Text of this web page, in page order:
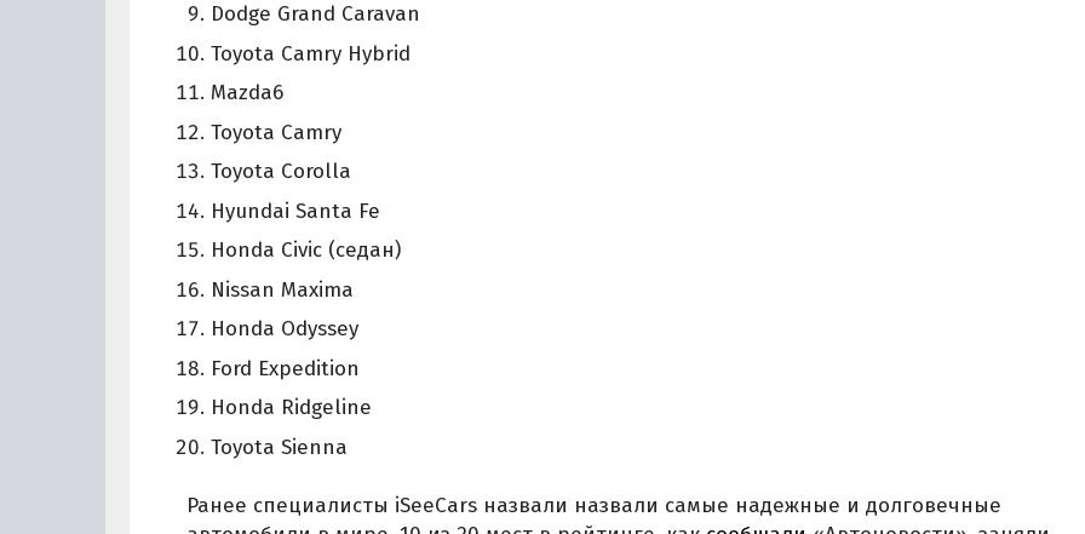
Dodge Grand Caravan
Toyota Camry Hybrid
Mazda6
Toyota Camry
Toyota Corolla
Hyundai Santa Fe
Honda Civic (седан)
Nissan Maxima
Honda Odyssey
Ford Expedition
Honda Ridgeline
Toyota Sienna
Ранее специалисты iSeeCars назвали назвали самые надежные и долговечные